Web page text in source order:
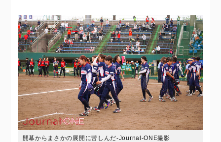
開幕からまさかの展開に苦しんだ-Journal-ONE撮影